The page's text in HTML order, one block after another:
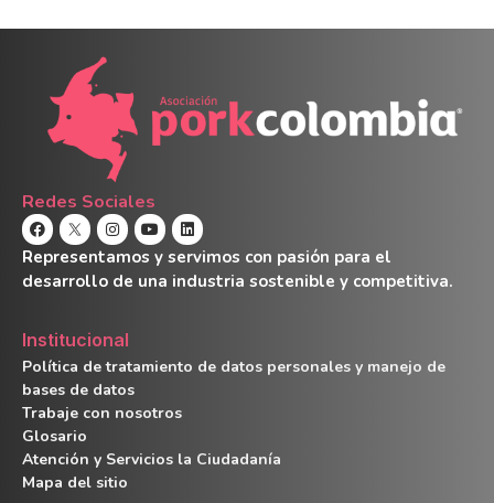
Redes Sociales
Representamos y servimos con pasión para el
desarrollo de una industria sostenible y competitiva.
Institucional
Política de tratamiento de datos personales y manejo de
bases de datos
Trabaje con nosotros
Glosario
Atención y Servicios la Ciudadanía
Mapa del sitio